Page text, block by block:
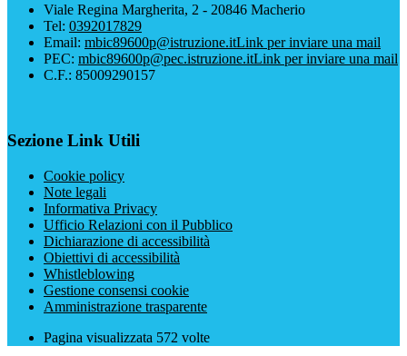
Viale Regina Margherita, 2 - 20846 Macherio
Tel: 0392017829
Email: mbic89600p@istruzione.itLink per inviare una mail
PEC: mbic89600p@pec.istruzione.itLink per inviare una mail
C.F.: 85009290157
Sezione Link Utili
Cookie policy
Note legali
Informativa Privacy
Ufficio Relazioni con il Pubblico
Dichiarazione di accessibilità
Obiettivi di accessibilità
Whistleblowing
Gestione consensi cookie
Amministrazione trasparente
Pagina visualizzata 572 volte